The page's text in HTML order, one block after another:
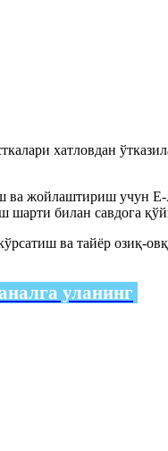
хатловдан
жойлаштириш учун
шарти билан савдога
ва тайёр озиқ-
уланинг